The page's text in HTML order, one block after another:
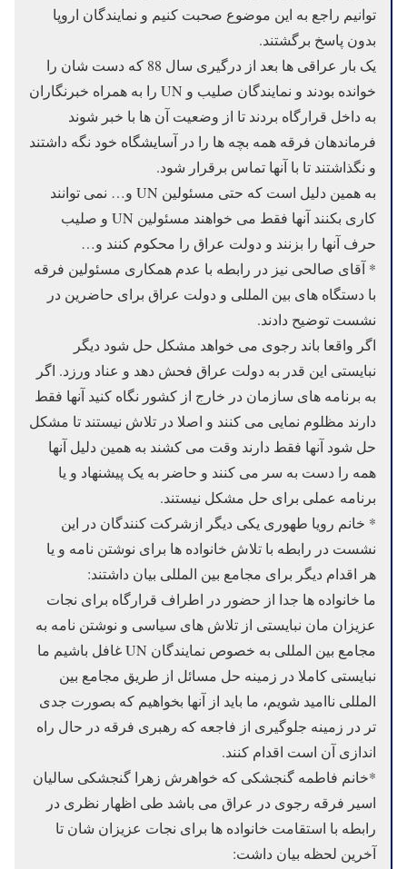
توانیم راجع به این موضوع صحبت کنیم و نمایندگان اروپا
بدون پاسخ برگشتند.
یک بار عراقی ها بعد از درگیری سال 88 که دست شان را
خوانده بودند و نمایندگان صلیب و UN را به همراه خبرنگاران
به داخل قرارگاه بردند تا از وضعیت آن ها با خبر شوند
فرماندهان فرقه همه بچه ها را در آسایشگاه خود نگه داشتند
و نگذاشتند تا با آنها تماس برقرار شود.
به همین دلیل است که حتی مسئولین UN و… نمی توانند
کاری بکنند آنها فقط می خواهند مسئولین UN و صلیب
حرف آنها را بزنند و دولت عراق را محکوم کنند و…
* آقای صالحی نیز در رابطه با عدم همکاری مسئولین فرقه
با دستگاه های بین المللی و دولت عراق برای حاضرین در
نشست توضیح دادند.
اگر واقعا باند رجوی می خواهد مشکل حل شود دیگر
نبایستی این قدر به دولت عراق فحش دهد و عناد ورزد. اگر
به برنامه های سازمان در خارج از کشور نگاه کنید آنها فقط
دارند مظلوم نمایی می کنند و اصلا در تلاش نیستند تا مشکل
حل شود آنها فقط دارند وقت می کشند به همین دلیل آنها
همه را دست به سر می کنند و حاضر به یک پیشنهاد و یا
برنامه عملی برای حل مشکل نیستند.
* خانم رویا طهوری یکی دیگر ازشرکت کنندگان در این
نشست در رابطه با تلاش خانواده ها برای نوشتن نامه و یا
هر اقدام دیگر برای مجامع بین المللی بیان داشتند:
ما خانواده ها جدا از حضور در اطراف قرارگاه برای نجات
عزیزان مان نبایستی از تلاش های سیاسی و نوشتن نامه به
مجامع بین المللی به خصوص نمایندگان UN غافل باشیم ما
نبایستی کاملا در زمینه حل مسائل از طریق مجامع بین
المللی ناامید شویم، ما باید از آنها بخواهیم که بصورت جدی
تر در زمینه جلوگیری از فاجعه که رهبری فرقه در حال راه
اندازی آن است اقدام کنند.
*خانم فاطمه گنجشکی که خواهرش زهرا گنجشکی سالیان
اسیر فرقه رجوی در عراق می باشد طی اظهار نظری در
رابطه با استقامت خانواده ها برای نجات عزیزان شان تا
آخرین لحظه بیان داشت: